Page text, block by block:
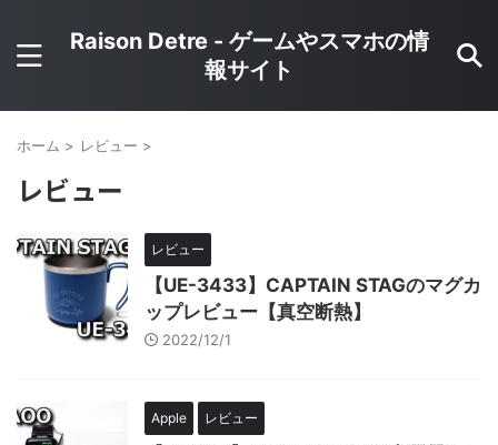
Raison Detre - ゲームやスマホの情
報サイト
ホーム > レビュー >
レビュー
レビュー
【UE-3433】CAPTAIN STAGのマグカ
ップレビュー【真空断熱】
2022/12/1
Apple レビュー